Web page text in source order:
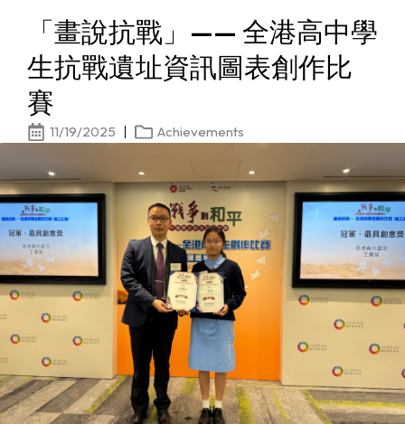
「畫說抗戰」—— 全港高中學
生抗戰遺址資訊圖表創作比
賽
11/19/2025 Achievements